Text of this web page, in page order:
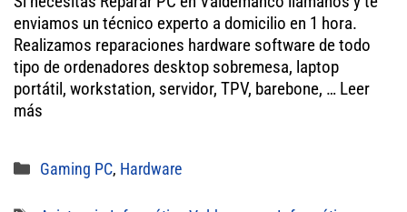
tt
er
bo
ok
ail ts
A
pp
enviamos un técnico experto a domicilio en 1 hora.
Realizamos reparaciones hardware software de todo
tipo de ordenadores desktop sobremesa, laptop
portátil, workstation, servidor, TPV, barebone, … Leer
más
Categorías
Gaming PC, Hardware